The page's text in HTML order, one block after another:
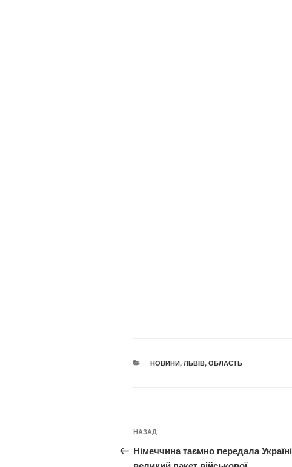
КАТЕГОРІЇ
НОВИНИ, ЛЬВІВ, ОБЛАСТЬ
Навігація
записів
Попередній
запис:
НАЗАД
Німеччина таємно передала Україні